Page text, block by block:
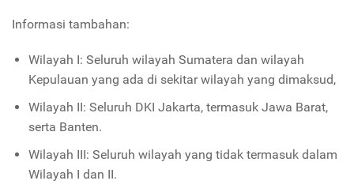
Informasi tambahan:
Wilayah I: Seluruh wilayah Sumatera dan wilayah
Kepulauan yang ada di sekitar wilayah yang dimaksud,
Wilayah II: Seluruh DKI Jakarta, termasuk Jawa Barat,
serta Banten.
Wilayah III: Seluruh wilayah yang tidak termasuk dalam
Wilayah I dan II.